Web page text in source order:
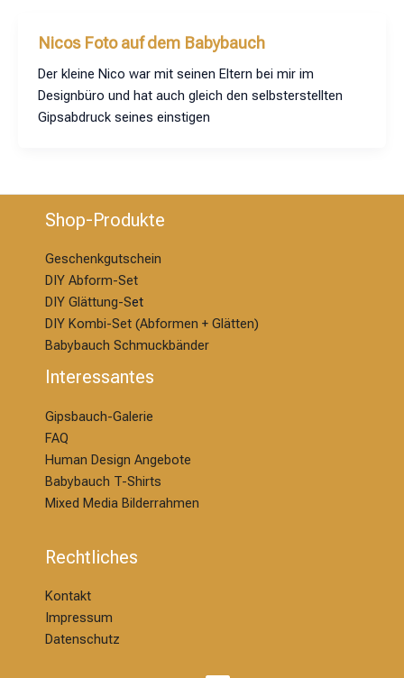
Nicos Foto auf dem Babybauch
Der kleine Nico war mit seinen Eltern bei mir im
Designbüro und hat auch gleich den selbsterstellten
Gipsabdruck seines einstigen
Shop-Produkte
Geschenkgutschein
DIY Abform-Set
DIY Glättung-Set
DIY Kombi-Set (Abformen + Glätten)
Babybauch Schmuckbänder
Interessantes
Gipsbauch-Galerie
FAQ
Human Design Angebote
Babybauch T-Shirts
Mixed Media Bilderrahmen
Rechtliches
Kontakt
Impressum
Datenschutz